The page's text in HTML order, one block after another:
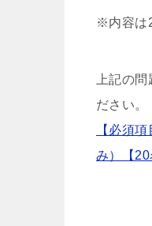
※内容は
上記の
ださい。
【必須
み）【